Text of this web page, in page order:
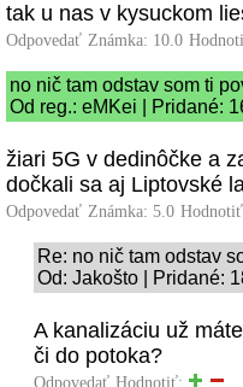
tak u nas v kysuckom
Odpovedať Známka: 10.0
no nič tam odstav som ti
Od reg.: eMKei | Pridané:
žiari 5G v dedinôčke a
dočkali sa aj Liptovské
Odpovedať Známka: 5.0
Re: no nič tam odstav
Od: Jakošto | Pridané:
A kanalizáciu už
či do potoka?
Odpovedať Hodnotiť: